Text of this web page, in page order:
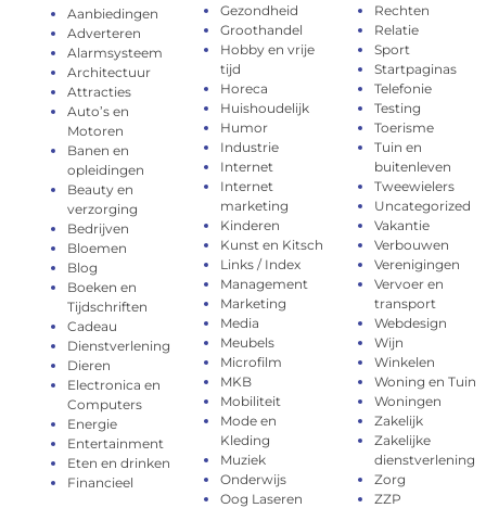
Aanbiedingen
Adverteren
Alarmsysteem
Architectuur
Attracties
Auto’s en
Motoren
Banen en
opleidingen
Beauty en
verzorging
Bedrijven
Bloemen
Blog
Boeken en
Tijdschriften
Cadeau
Dienstverlening
Dieren
Electronica en
Computers
Energie
Entertainment
Eten en drinken
Financieel
Gezondheid
Groothandel
Hobby en vrije
tijd
Horeca
Huishoudelijk
Humor
Industrie
Internet
Internet
marketing
Kinderen
Kunst en Kitsch
Links / Index
Management
Marketing
Media
Meubels
Microfilm
MKB
Mobiliteit
Mode en
Kleding
Muziek
Onderwijs
Oog Laseren
Rechten
Relatie
Sport
Startpaginas
Telefonie
Testing
Toerisme
Tuin en
buitenleven
Tweewielers
Uncategorized
Vakantie
Verbouwen
Verenigingen
Vervoer en
transport
Webdesign
Wijn
Winkelen
Woning en Tuin
Woningen
Zakelijk
Zakelijke
dienstverlening
Zorg
ZZP